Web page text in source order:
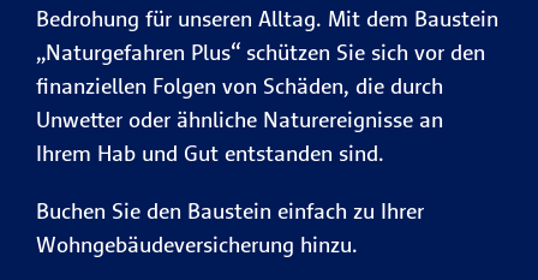
Bedrohung für unseren Alltag. Mit dem Bau­stein
„Natur­gefahren Plus“ schützen Sie sich vor den
finan­ziellen Folgen von Schäden, die durch
Unwetter oder ähnliche Natur­ereig­nisse an
Ihrem Hab und Gut entstanden sind.
Buchen Sie den Bau­stein einfach zu Ihrer
Wohngebäudeversicherung hinzu.